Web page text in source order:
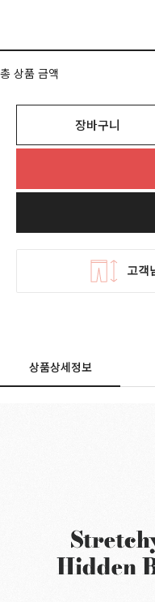
총 상품 금액
장바구니
상품상세정보